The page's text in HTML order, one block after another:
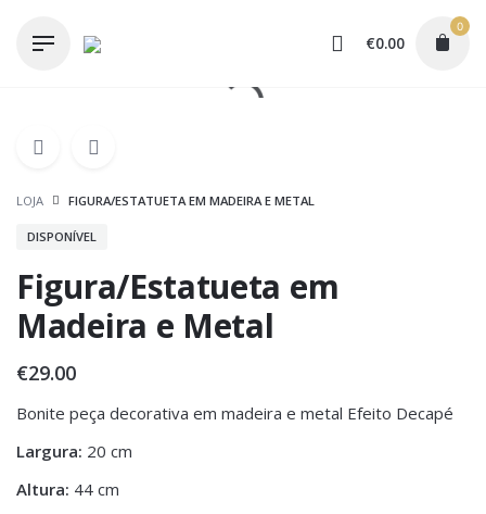
€0.00
0
LOJA FIGURA/ESTATUETA EM MADEIRA E METAL
DISPONÍVEL
Figura/Estatueta em
Madeira e Metal
€29.00
Bonite peça decorativa em madeira e metal Efeito Decapé
Largura: 20 cm
Altura: 44 cm